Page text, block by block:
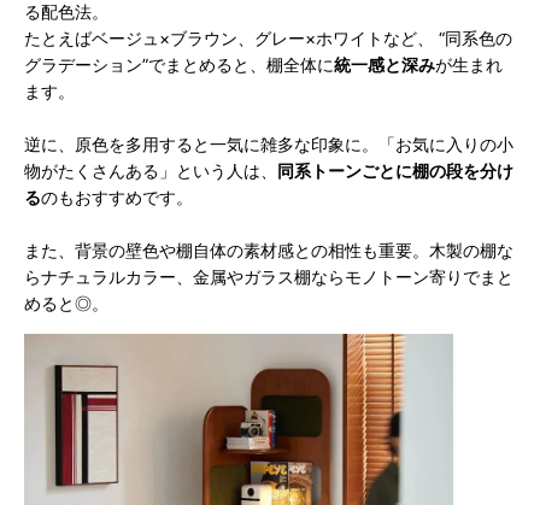
る配色法。
たとえばベージュ×ブラウン、グレー×ホワイトなど、 “同系色の
グラデーション”でまとめると、棚全体に統一感と深みが生まれ
ます。
逆に、原色を多用すると一気に雑多な印象に。「お気に入りの小
物がたくさんある」という人は、 同系トーンごとに棚の段を分け
るのもおすすめです。
また、背景の壁色や棚自体の素材感との相性も重要。木製の棚な
らナチュラルカラー、金属やガラス棚ならモノトーン寄りでまと
めると◎。